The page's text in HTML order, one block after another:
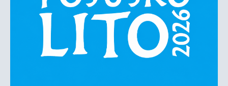
Kultura
Crna